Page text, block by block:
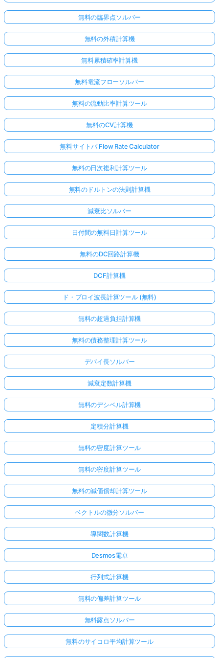
無料の臨界点ソルバー
無料の外積計算機
無料累積確率計算機
無料電流フローソルバー
無料の流動比率計算ツール
無料のCV計算機
無料サイトバ Flow Rate Calculator
無料の日次複利計算ツール
無料のドルトンの法則計算機
減衰比ソルバー
日付間の無料日計算ツール
無料のDC回路計算機
DCF計算機
ド・ブロイ波長計算ツール (無料)
無料の超過負担計算機
無料の債務整理計算ツール
デバイ長ソルバー
減衰定数計算機
無料のデシベル計算機
定積分計算機
無料の密度計算ツール
無料の密度計算ツール
無料の減価償却計算ツール
ベクトルの微分ソルバー
導関数計算機
Desmos電卓
行列式計算機
無料の偏差計算ツール
無料露点ソルバー
無料のサイコロ平均計算ツール